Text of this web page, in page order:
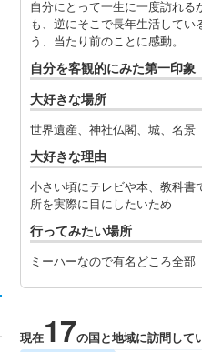
自分にとって一生に一度訪れる
も、逆にそこで長年生活してい
う、当たり前のことに感動。
自分を客観的にみた第一印象
大好きな場所
世界遺産、神社仏閣、城、名景
大好きな理由
小さい頃にテレビや本、教科書
所を実際に目にしたいため
行ってみたい場所
ミーハーなので有名どころ全部
現在17の国と地域に訪問して